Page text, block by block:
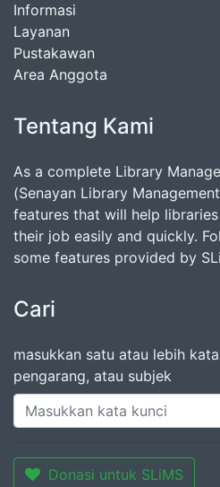
Informasi
Layanan
Pustakawan
Area Anggota
Tentang Kami
As a complete Library
(Senayan Library
features that will help
their job easily and quickly.
some features provided by
Cari
masukkan satu atau lebih
pengarang, atau subjek
Donasi untuk SLiMS